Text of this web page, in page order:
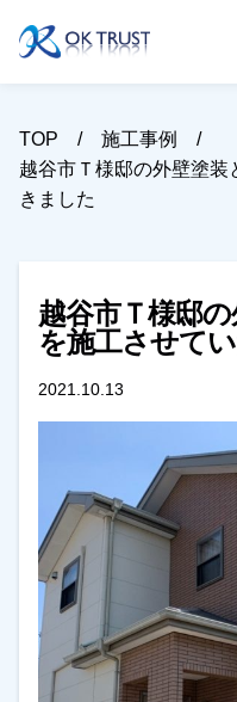
TOP
施工事例
越谷市Ｔ様邸の外壁塗
きました
越谷市Ｔ様邸
を施工させて
2021.10.13